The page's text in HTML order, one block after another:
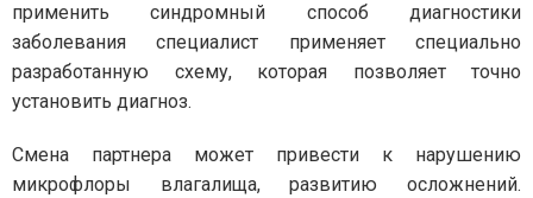
применить синдромный способ диагностики
заболевания специалист применяет специально
разработанную схему, которая позволяет точно
установить диагноз.
Смена партнера может привести к нарушению
микрофлоры влагалища, развитию осложнений.